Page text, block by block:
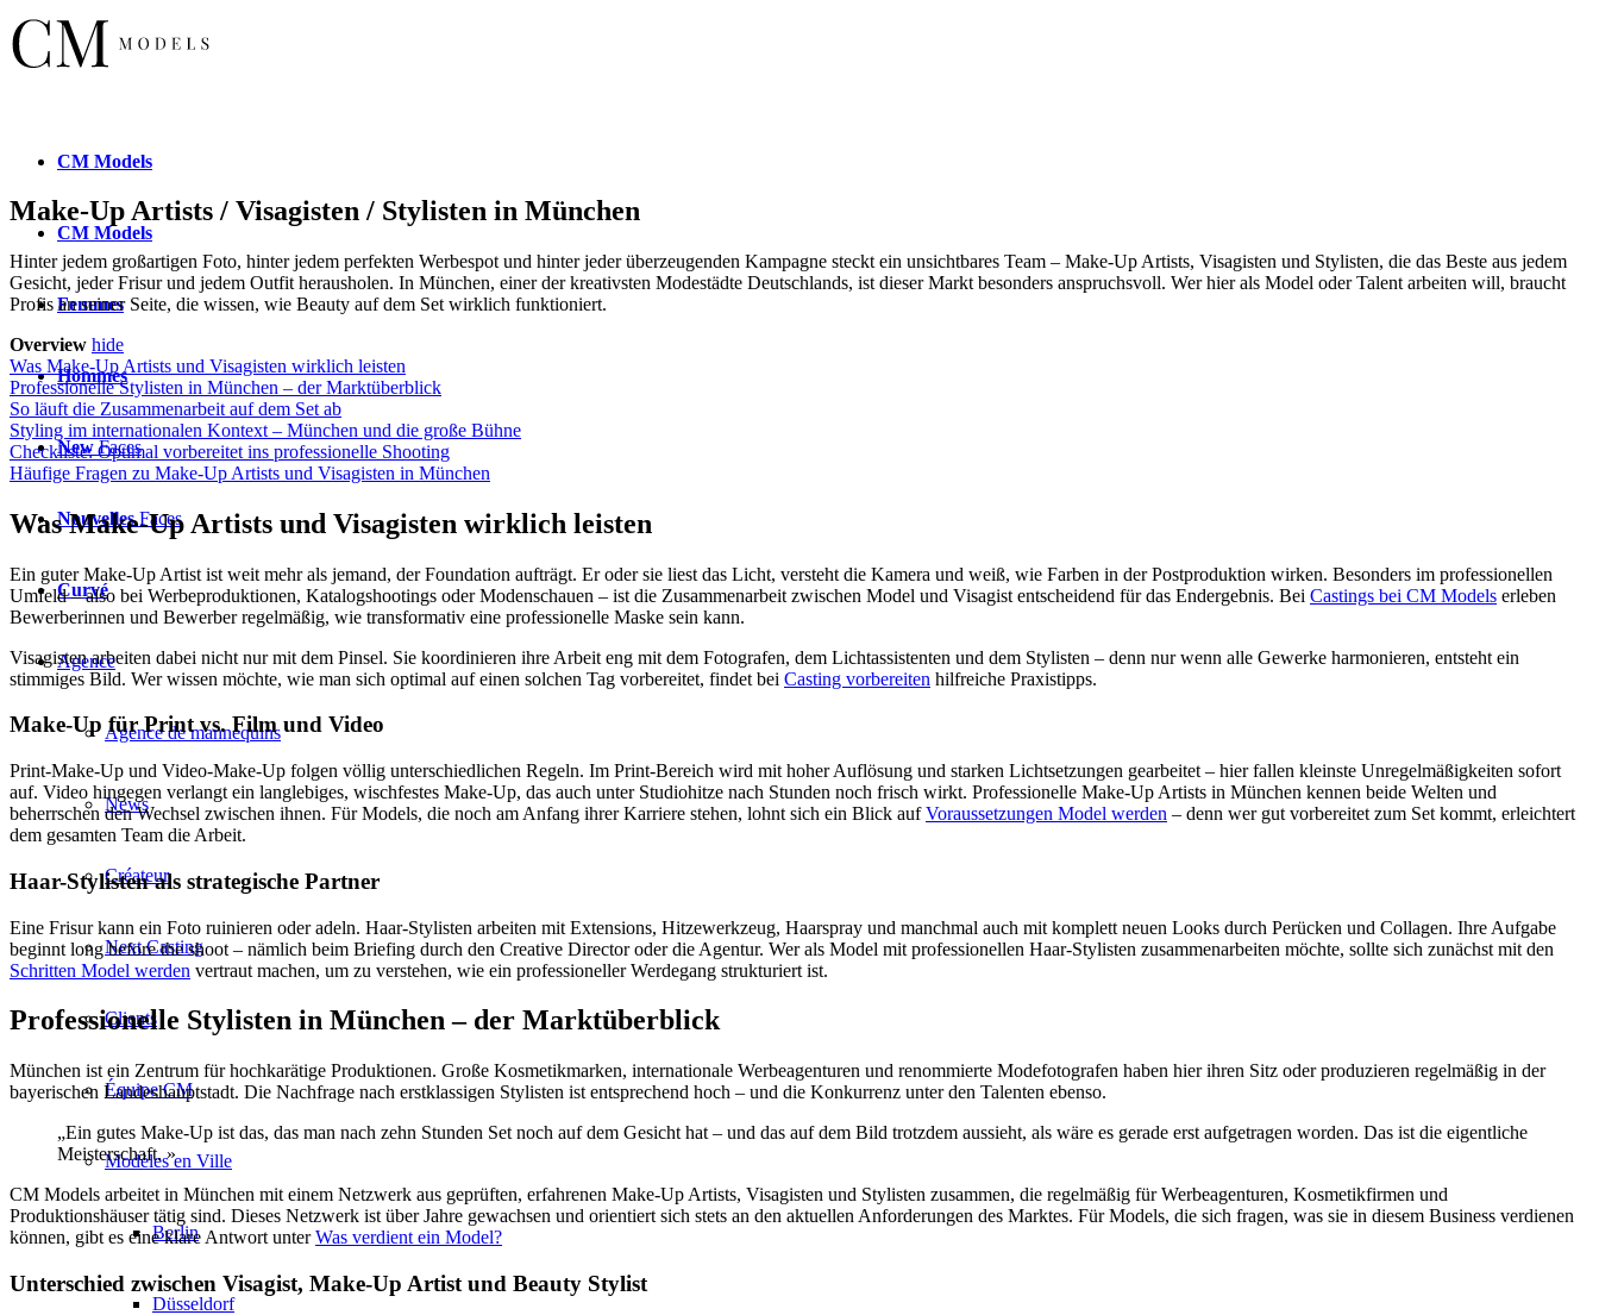
CM Models
CM Models
Femmes
Hommes
NewFaces
NouvellesFaces
Curvé
Agence
Agence de mannequins
News
Créateur
Next Casting
Clients
Équipe CM
Modèles en Ville
Berlin
Düsseldorf
Make-Up Artists / Visagisten / Stylisten in München
Hinter jedem großartigen Foto, hinter jedem perfekten Werbespot und hinter jeder überzeugenden Kampagne steckt ein unsichtbares Team – Make-Up Artists, Visagisten und Stylisten, die das Beste aus jedem
Gesicht, jeder Frisur und jedem Outfit herausholen. In München, einer der kreativsten Modestädte Deutschlands, ist dieser Markt besonders anspruchsvoll. Wer hier als Model oder Talent arbeiten will, braucht
Profis an seiner Seite, die wissen, wie Beauty auf dem Set wirklich funktioniert.
Overview hide
Was Make-Up Artists und Visagisten wirklich leisten
Professionelle Stylisten in München – der Marktüberblick
So läuft die Zusammenarbeit auf dem Set ab
Styling im internationalen Kontext – München und die große Bühne
Checkliste: Optimal vorbereitet ins professionelle Shooting
Häufige Fragen zu Make-Up Artists und Visagisten in München
Was Make-Up Artists und Visagisten wirklich leisten
Ein guter Make-Up Artist ist weit mehr als jemand, der Foundation aufträgt. Er oder sie liest das Licht, versteht die Kamera und weiß, wie Farben in der Postproduktion wirken. Besonders im professionellen
Umfeld – also bei Werbeproduktionen, Katalogshootings oder Modenschauen – ist die Zusammenarbeit zwischen Model und Visagist entscheidend für das Endergebnis. Bei Castings bei CM Models erleben
Bewerberinnen und Bewerber regelmäßig, wie transformativ eine professionelle Maske sein kann.
Visagisten arbeiten dabei nicht nur mit dem Pinsel. Sie koordinieren ihre Arbeit eng mit dem Fotografen, dem Lichtassistenten und dem Stylisten – denn nur wenn alle Gewerke harmonieren, entsteht ein
stimmiges Bild. Wer wissen möchte, wie man sich optimal auf einen solchen Tag vorbereitet, findet bei Casting vorbereiten hilfreiche Praxistipps.
Make-Up für Print vs. Film und Video
Print-Make-Up und Video-Make-Up folgen völlig unterschiedlichen Regeln. Im Print-Bereich wird mit hoher Auflösung und starken Lichtsetzungen gearbeitet – hier fallen kleinste Unregelmäßigkeiten sofort
auf. Video hingegen verlangt ein langlebiges, wischfestes Make-Up, das auch unter Studiohitze nach Stunden noch frisch wirkt. Professionelle Make-Up Artists in München kennen beide Welten und
beherrschen den Wechsel zwischen ihnen. Für Models, die noch am Anfang ihrer Karriere stehen, lohnt sich ein Blick aufVoraussetzungen Model werden – denn wer gut vorbereitet zum Set kommt, erleichtert
dem gesamten Team die Arbeit.
Haar-Stylisten als strategische Partner
Eine Frisur kann ein Foto ruinieren oder adeln. Haar-Stylisten arbeiten mit Extensions, Hitzewerkzeug, Haarspray und manchmal auch mit komplett neuen Looks durch Perücken und Collagen. Ihre Aufgabe
beginnt long before the shoot – nämlich beim Briefing durch den Creative Director oder die Agentur. Wer als Model mit professionellen Haar-Stylisten zusammenarbeiten möchte, sollte sich zunächst mit den
Schritten Model werden vertraut machen, um zu verstehen, wie ein professioneller Werdegang strukturiert ist.
Professionelle Stylisten in München – der Marktüberblick
München ist ein Zentrum für hochkarätige Produktionen. Große Kosmetikmarken, internationale Werbeagenturen und renommierte Modefotografen haben hier ihren Sitz oder produzieren regelmäßig in der
bayerischen Landeshauptstadt. Die Nachfrage nach erstklassigen Stylisten ist entsprechend hoch – und die Konkurrenz unter den Talenten ebenso.
„Ein gutes Make-Up ist das, das man nach zehn Stunden Set noch auf dem Gesicht hat – und das auf dem Bild trotzdem aussieht, als wäre es gerade erst aufgetragen worden. Das ist die eigentliche
Meisterschaft. »
CM Models arbeitet in München mit einem Netzwerk aus geprüften, erfahrenen Make-Up Artists, Visagisten und Stylisten zusammen, die regelmäßig für Werbeagenturen, Kosmetikfirmen und
Produktionshäuser tätig sind. Dieses Netzwerk ist über Jahre gewachsen und orientiert sich stets an den aktuellen Anforderungen des Marktes. Für Models, die sich fragen, was sie in diesem Business verdienen
können, gibt es eine klare Antwort unterWas verdient ein Model?
Unterschied zwischen Visagist, Make-Up Artist und Beauty Stylist